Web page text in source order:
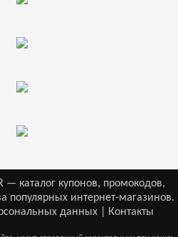
— каталог купонов, промокодов,
популярных интернет-магазинов.
данных
Контакты